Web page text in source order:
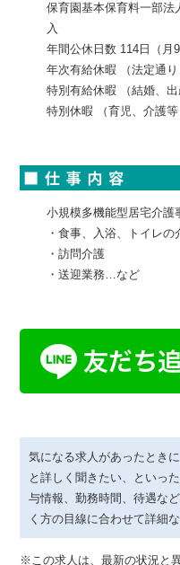
保育園基本保育料一部法
入
年間公休日数 114日（月
年次有給休暇 （法定通り
特別有給休暇 （結婚、出
特別休暇 （育児、介護等
小規模多機能型居宅介護
・食事、入浴、トイレの
・訪問介護
・送迎業務…など
気になる求人があったとき
と詳しく聞きたい、といっ
与情報、勤務時間、待遇な
く方の目線に合わせて詳細
※この求人は、最新の状況と